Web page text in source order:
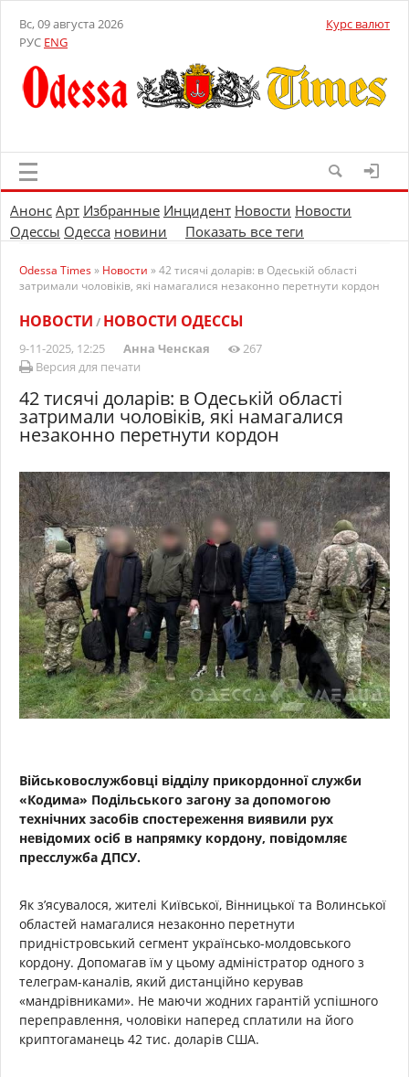
Вс, 09 августа 2026
РУС ENG
Курс валют
Анонс Арт Избранные Инцидент Новости Новости
Одессы Одесса новини Показать все теги
Odessa Times» Новости » 42 тисячі доларів: в Одеській області
затримали чоловіків, які намагалися незаконно перетнути кордон
НОВОСТИ / НОВОСТИ ОДЕССЫ
9-11-2025, 12:25 Анна Ченская
267
Версия для печати
42 тисячі доларів: в Одеській області
затримали чоловіків, які намагалися
незаконно перетнути кордон
Військовослужбовці відділу прикордонної служби
«Кодима» Подільського загону за допомогою
технічних засобів спостереження виявили рух
невідомих осіб в напрямку кордону, повідомляє
пресслужба ДПСУ.
Як з’ясувалося, жителі Київської, Вінницької та Волинської
областей намагалися незаконно перетнути
придністровський сегмент українсько-молдовського
кордону. Допомагав їм у цьому адміністратор одного з
телеграм-каналів, який дистанційно керував
«мандрівниками». Не маючи жодних гарантій успішного
переправлення, чоловіки наперед сплатили на його
криптогаманець 42 тис. доларів США.